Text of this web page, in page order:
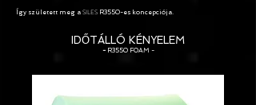
Így született meg a SILES R3550-es koncepciója.
IDŐTÁLLÓ KÉNYELEM
- R3550 FOAM -